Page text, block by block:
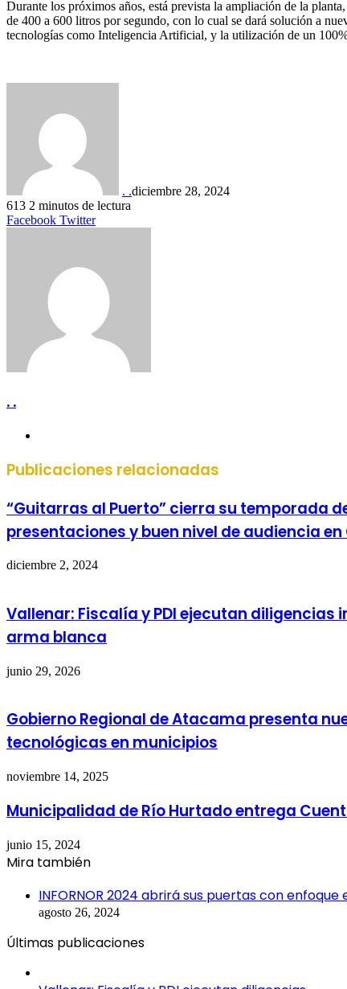
Durante los próximos años, está prevista la ampliación de la
de 400 a 600 litros por segundo, con lo cual se dará solución a
tecnologías como Inteligencia Artificial, y la utilización de un
. .diciembre 28, 2024
613 2 minutos de lectura
Facebook TwitterLinkedIn
Tumblr
Pinterest
Reddit
VKontakte
Compartir
Imprimir
. .
Publicaciones relacionadas
“Guitarras al Puerto” cierra su temporada
presentaciones y buen nivel de audiencia
diciembre 2, 2024
Vallenar: Fiscalía y PDI ejecutan
arma blanca
junio 29, 2026
Gobierno Regional de Atacama presenta
tecnológicas en municipios
noviembre 14, 2025
Municipalidad de Río Hurtado entrega
junio 15, 2024
Mira también
INFORNOR 2024 abrirá sus puertas con
agosto 26, 2024
Últimas publicaciones